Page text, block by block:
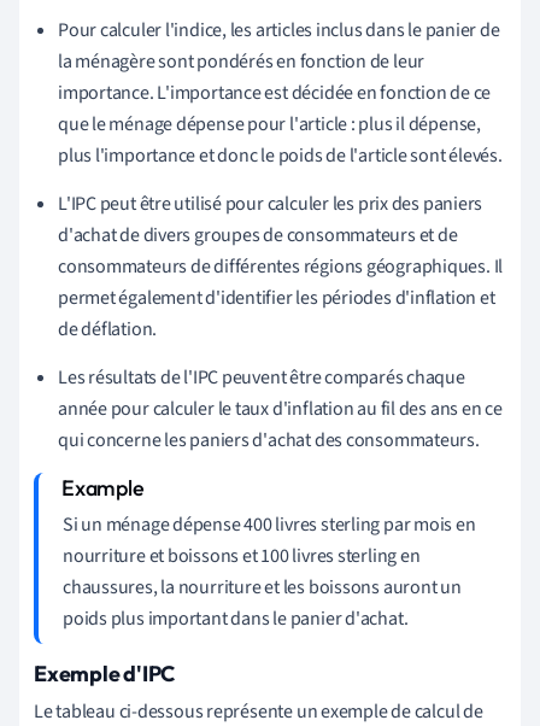
Pour calculer l'indice, les articles inclus dans le panier de
la ménagère sont pondérés en fonction de leur
importance. L'importance est décidée en fonction de ce
que le ménage dépense pour l'article : plus il dépense,
plus l'importance et donc le poids de l'article sont élevés.
L'IPC peut être utilisé pour calculer les prix des paniers
d'achat de divers groupes de consommateurs et de
consommateurs de différentes régions géographiques. Il
permet également d'identifier les périodes d'inflation et
de déflation.
Les résultats de l'IPC peuvent être comparés chaque
année pour calculer le taux d'inflation au fil des ans en ce
qui concerne les paniers d'achat des consommateurs.
Si un ménage dépense 400 livres sterling par mois en
nourriture et boissons et 100 livres sterling en
chaussures, la nourriture et les boissons auront un
poids plus important dans le panier d'achat.
Exemple d'IPC
Le tableau ci-dessous représente un exemple de calcul de